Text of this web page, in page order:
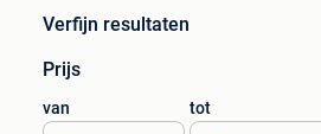
Verfijn resultaten
Prijs
van tot